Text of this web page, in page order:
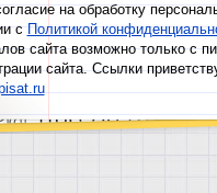
на обработку
сПолитикой
сайта возможно только с
сайта. Ссылки